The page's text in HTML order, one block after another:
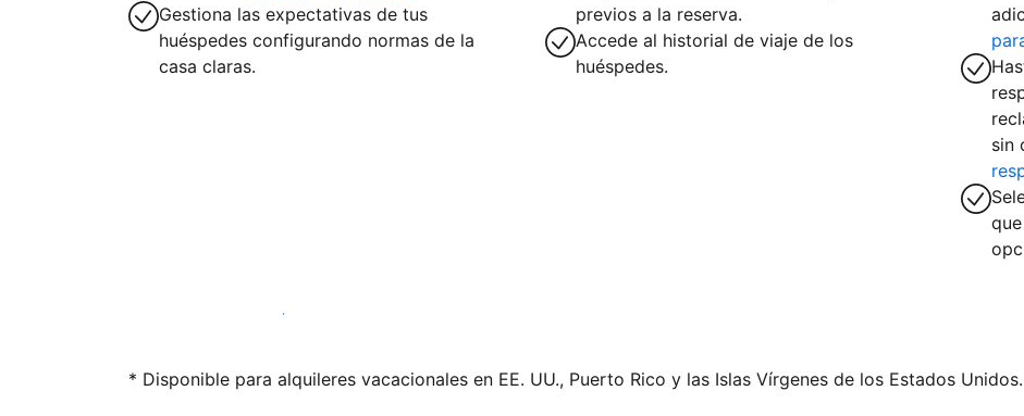
Gestiona las expectativas de tus
huéspedes configurando normas de la
casa claras.
previos a la reserva.
Accede al historial de viaje de los
huéspedes.
sin
Alquila tu alojamiento hoy mismo
* Disponible para alquileres vacacionales en EE. UU., Puerto Rico y las Islas Vírgenes de los Estados